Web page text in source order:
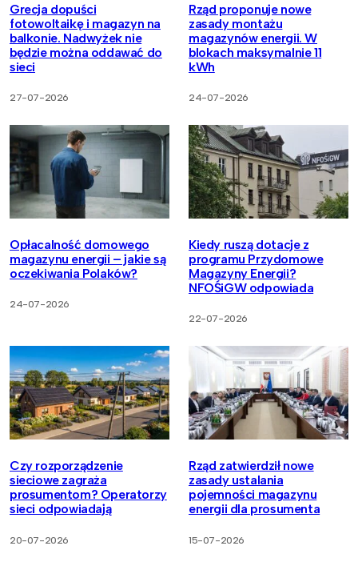
Grecja dopuści
fotowoltaikę i magazyn na
balkonie. Nadwyżek nie
będzie można oddawać do
sieci
27-07-2026
Rząd proponuje nowe
zasady montażu
magazynów energii. W
blokach maksymalnie 11
kWh
24-07-2026
Opłacalność domowego
magazynu energii – jakie są
oczekiwania Polaków?
24-07-2026
Kiedy ruszą dotacje z
programu Przydomowe
Magazyny Energii?
NFOŚiGW odpowiada
22-07-2026
Czy rozporządzenie
sieciowe zagraża
prosumentom? Operatorzy
sieci odpowiadają
20-07-2026
Rząd zatwierdził nowe
zasady ustalania
pojemności magazynu
energii dla prosumenta
15-07-2026